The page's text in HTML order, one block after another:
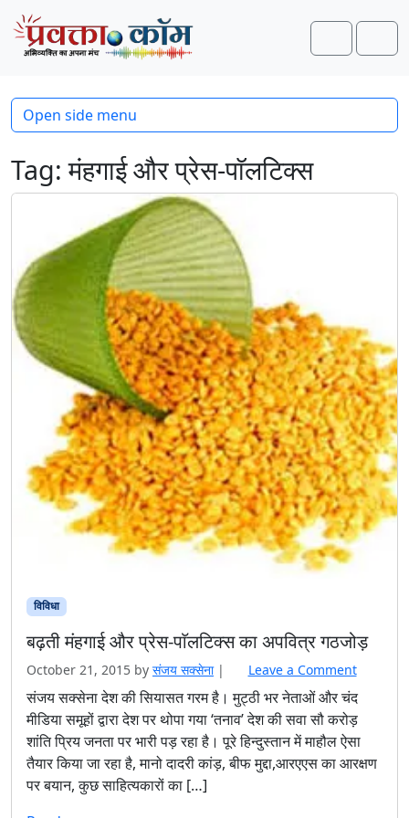
Skip to content
Skip to footer
Search
Tag:मंहगाई और प्रेस-पाॅलटिक्स
विविधा
बढ़ती मंहगाई और प्रेस-पाॅलटिक्स का अपवित्र गठजोड़
October 21, 2015 by संजय सक्‍सेना | Leave a Comment
संजय सक्सेना देश की सियासत गरम है। मुट्ठी भर नेताओं और चंद
मीडिया समूहों द्वारा देश पर थोपा गया ‘तनाव’ देश की सवा सौ करोड़
शांति प्रिय जनता पर भारी पड़ रहा है। पूरे हिन्दुस्तान में माहौल ऐसा
तैयार किया जा रहा है, मानो दादरी कांड़, बीफ मुद्दा,आरएएस का आरक्षण
पर बयान, कुछ साहित्यकारों का […]
Open side menu